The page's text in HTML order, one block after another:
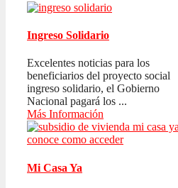
Ingreso Solidario
Excelentes noticias para los
beneficiarios del proyecto social
ingreso solidario, el Gobierno
Nacional pagará los ...
Más Información
Mi Casa Ya